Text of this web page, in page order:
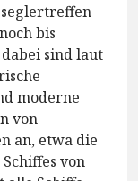
bis
sind laut
moderne
von
an, etwa die
von